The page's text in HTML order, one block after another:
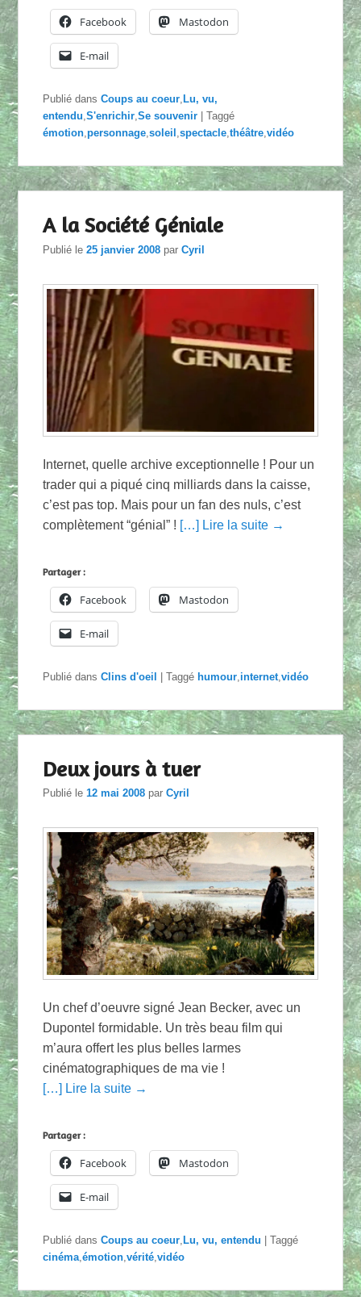
Facebook Mastodon
E-mail
Publié dans Coups au coeur, Lu, vu,
entendu,S'enrichir,Se souvenir |Taggé
émotion,personnage,soleil ,spectacle,théâtre,vidéo
A la Société Géniale
Publié le25 janvier 2008 parCyril
Internet, quelle archive exceptionnelle ! Pour un
trader qui a piqué cinq milliards dans la caisse,
c’est pas top. Mais pour un fan des nuls, c’est
complètement “génial” ! […] Lire la suite →
Partager :
Facebook Mastodon
E-mail
Publié dans Clins d'oeil |Taggé humour internet ,vidéo
Deux jours à tuer
Publié le12 mai 2008 parCyril
Un chef d’oeuvre signé Jean Becker, avec un
Dupontel formidable. Un très beau film qui
m’aura offert les plus belles larmes
cinématographiques de ma vie !
[…] Lire la suite →
Partager :
Facebook Mastodon
E-mail
Publié dans Coups au coeur ,Lu, vu, entendu |Taggé
cinéma ,émotion ,vérité ,vidéo